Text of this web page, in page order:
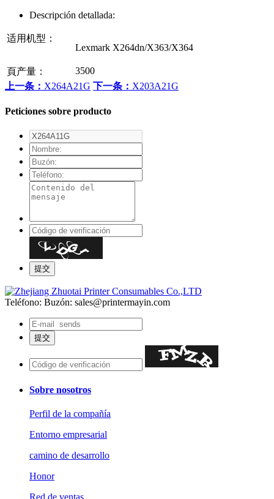
Descripción detallada:
适用机型：
Lexmark X264dn/X363/X364
頁产量：
3500
上一条： X264A21G 下一条： X203A21G
Peticiones sobre producto
Teléfono: Buzón: sales@printermayin.com
Sobre nosotros
Perfil de la compañía
Entorno empresarial
camino de desarrollo
Honor
Red de ventas